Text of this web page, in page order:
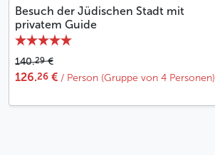
Besuch der Jüdischen Stadt mit
privatem Guide
140.29€
126.26 € / Person (Gruppe von 4 Personen)